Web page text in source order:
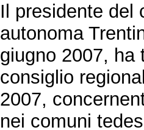
Il presidente del
autonoma
giugno 2007, ha
consiglio
2007,
nei comuni